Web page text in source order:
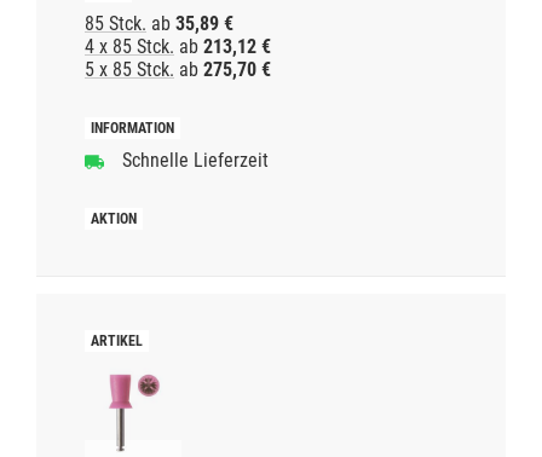
85 Stck. ab 35,89 €
4 x 85 Stck. ab 213,12 €
5 x 85 Stck. ab 275,70 €
Schnelle Lieferzeit